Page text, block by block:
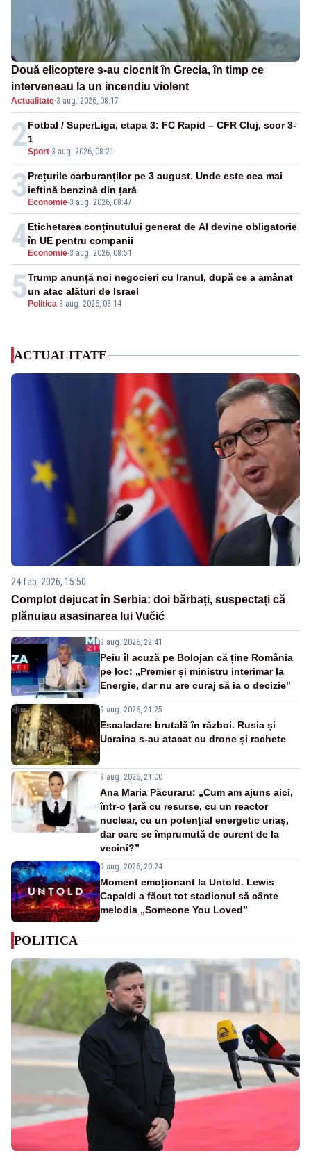
Două elicoptere s-au ciocnit în Grecia, în timp ce
interveneau la un incendiu violent
Actualitate·3 aug. 2026, 08:17
2Sport-3 aug. 2026, 08:21
Fotbal / SuperLiga, etapa 3: FC Rapid – CFR Cluj, scor 3-
1
3 Economie-3 aug. 2026, 08:47
Prețurile carburanților pe 3 august. Unde este cea mai
ieftină benzină din țară
4 Economie-3 aug. 2026, 08:51
Etichetarea conținutului generat de AI devine obligatorie
în UE pentru companii
5 Politica-3 aug. 2026, 08:14
Trump anunță noi negocieri cu Iranul, după ce a amânat
un atac alături de Israel
ACTUALITATE
24 feb. 2026, 15:50
Complot dejucat în Serbia: doi bărbați, suspectați că
plănuiau asasinarea lui Vučić
9 aug. 2026, 22:41
Peiu îl acuză pe Bolojan că ține România
pe loc: „Premier și ministru interimar la
Energie, dar nu are curaj să ia o decizie”
9 aug. 2026, 21:25
Escaladare brutală în război. Rusia și
Ucraina s-au atacat cu drone și rachete
9 aug. 2026, 21:00
Ana Maria Păcuraru: „Cum am ajuns aici,
într-o țară cu resurse, cu un reactor
nuclear, cu un potențial energetic uriaș,
dar care se împrumută de curent de la
vecini?”
9 aug. 2026, 20:24
Moment emoționant la Untold. Lewis
Capaldi a făcut tot stadionul să cânte
melodia „Someone You Loved”
POLITICA